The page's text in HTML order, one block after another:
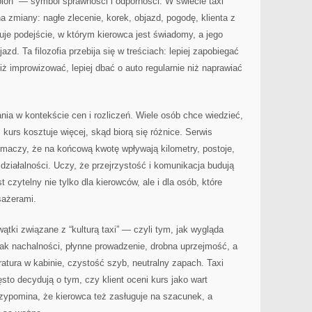
zmiany: nagłe zlecenie, korek, objazd, pogodę, klienta z
podejście, w którym kierowca jest świadomy, a jego
Ta filozofia przebija się w treściach: lepiej zapobiegać
improwizować, lepiej dbać o auto regularnie niż naprawiać
w kontekście cen i rozliczeń. Wiele osób chce wiedzieć,
kosztuje więcej, skąd biorą się różnice. Serwis
że na końcową kwotę wpływają kilometry, postoje,
Uczy, że przejrzystość i komunikacja budują
czytelny nie tylko dla kierowców, ale i dla osób, które
związane z “kulturą taxi” — czyli tym, jak wygląda
nachalności, płynne prowadzenie, drobna uprzejmość, a
w kabinie, czystość szyb, neutralny zapach. Taxi
decydują o tym, czy klient oceni kurs jako wart
że kierowca też zasługuje na szacunek, a